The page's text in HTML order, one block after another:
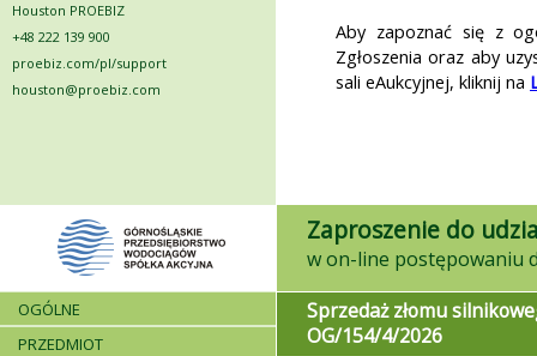
Houston PROEBIZ
+48 222 139 900
proebiz.com/pl/support
houston@proebiz.com
Aby zapoznać się z
Zgłoszenia oraz aby
sali eAukcyjnej, kliknij na
Zaproszenie do
OGÓLNE
PRZEDMIOT
Sprzedaż złomu
OG/154/4/2026